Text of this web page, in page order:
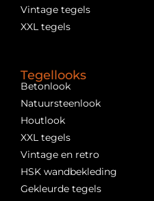
Vintage tegels
XXL tegels
Tegellooks
Betonlook
Natuursteenlook
Houtlook
XXL tegels
Vintage en retro
HSK wandbekleding
Gekleurde tegels